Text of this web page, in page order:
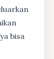
bisa